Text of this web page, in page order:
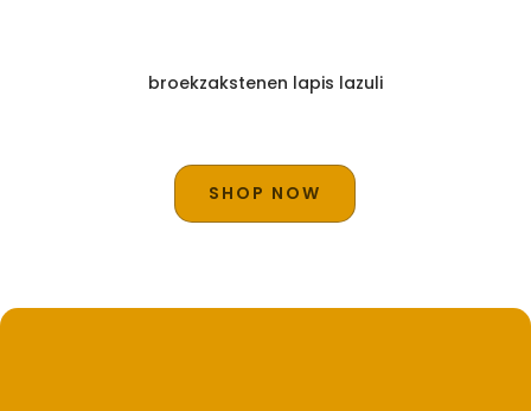
broekzakstenen lapis lazuli
SHOP NOW